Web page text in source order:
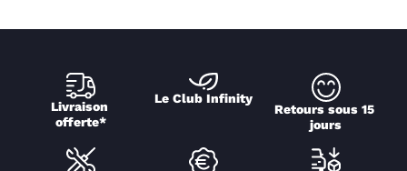
Livraison
offerte*
Le Club Infinity
Retours sous 15
jours